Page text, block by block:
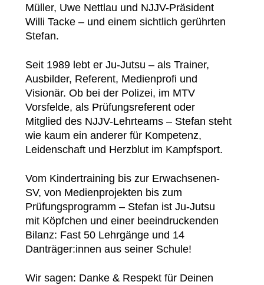
Müller, Uwe Nettlau und NJJV-Präsident
Willi Tacke – und einem sichtlich gerührten
Stefan.
Seit 1989 lebt er Ju-Jutsu – als Trainer,
Ausbilder, Referent, Medienprofi und
Visionär. Ob bei der Polizei, im MTV
Vorsfelde, als Prüfungsreferent oder
Mitglied des NJJV-Lehrteams – Stefan steht
wie kaum ein anderer für Kompetenz,
Leidenschaft und Herzblut im Kampfsport.
Vom Kindertraining bis zur Erwachsenen-
SV, von Medienprojekten bis zum
Prüfungsprogramm – Stefan ist Ju-Jutsu
mit Köpfchen und einer beeindruckenden
Bilanz: Fast 50 Lehrgänge und 14
Danträger:innen aus seiner Schule!
Wir sagen: Danke & Respekt für Deinen